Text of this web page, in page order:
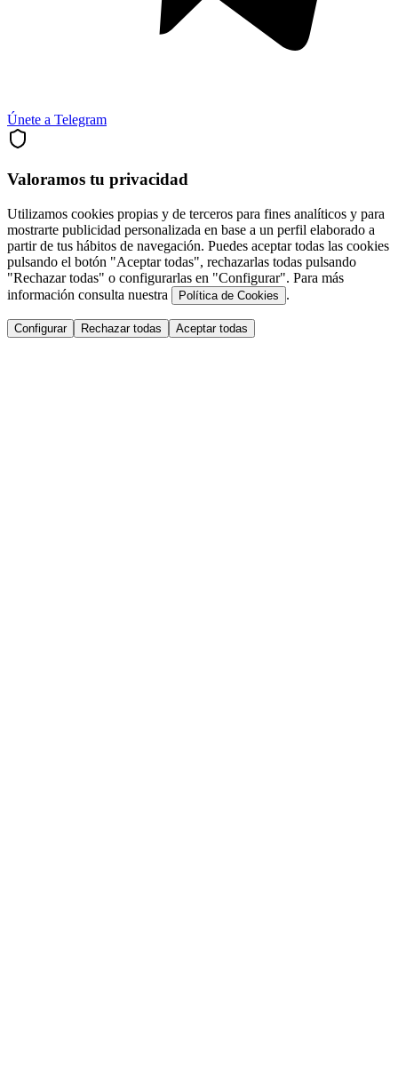
Únete a Telegram
Valoramos tu privacidad
Utilizamos cookies propias y de terceros para fines analíticos y para
mostrarte publicidad personalizada en base a un perfil elaborado a
partir de tus hábitos de navegación. Puedes aceptar todas las cookies
pulsando el botón "Aceptar todas", rechazarlas todas pulsando
"Rechazar todas" o configurarlas en "Configurar". Para más
información consulta nuestra
Política de Cookies .
Configurar Rechazar todas Aceptar todas